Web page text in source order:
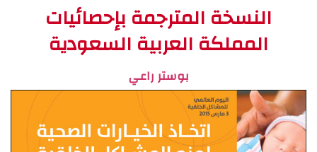
النسخة المترجمة بإحصائيات
المملكة العربية السعودية
بوستر راعي